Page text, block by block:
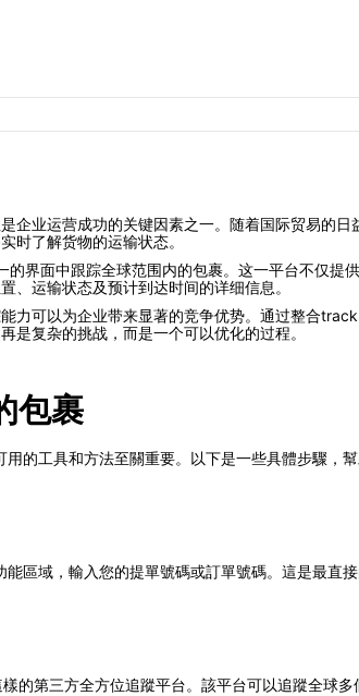
企业运营成功的关键因素之一。随着国际贸易的日
时了解货物的运输状态。
界面中跟踪全球范围内的包裹。这一平台不仅提
、运输状态及预计到达时间的详细信息。
力可以为企业带来显著的竞争优势。通过整合
是复杂的挑战，而是一个可以优化的过程。
包裹
的工具和方法至關重要。以下是一些具體步驟，
區域，輸入您的提單號碼或訂單號碼。這是最直
的第三方全方位追蹤平台。該平台可以追蹤全球